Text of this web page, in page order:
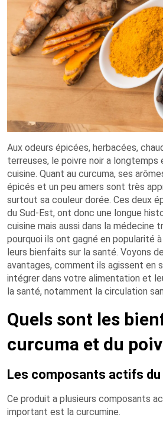
Aux odeurs épicées, herbacées,
terreuses, le poivre noir a longtemps
cuisine. Quant au curcuma, ses
épicés et un peu amers sont très
surtout sa couleur dorée. Ces deux
du Sud-Est, ont donc une longue
cuisine mais aussi dans la médecine
pourquoi ils ont gagné en popularité
leurs bienfaits sur la santé. Voyons
avantages, comment ils agissent en
intégrer dans votre alimentation et
la santé, notamment la circulation
Quels sont les
curcuma et du
Les composants actifs
Ce produit a plusieurs composants
important est la curcumine.